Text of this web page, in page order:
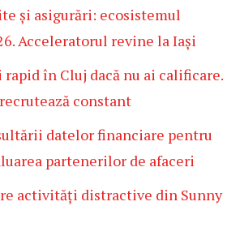
și asigurări: ecosistemul
Acceleratorul revine la Iași
rapid în Cluj dacă nu ai calificare.
constant
datelor financiare pentru
partenerilor de afaceri
activități distractive din Sunny